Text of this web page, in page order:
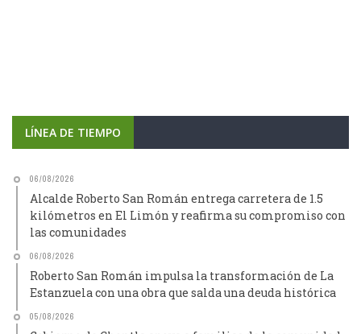
LÍNEA DE TIEMPO
06/08/2026
Alcalde Roberto San Román entrega carretera de 1.5
kilómetros en El Limón y reafirma su compromiso con
las comunidades
06/08/2026
Roberto San Román impulsa la transformación de La
Estanzuela con una obra que salda una deuda histórica
05/08/2026